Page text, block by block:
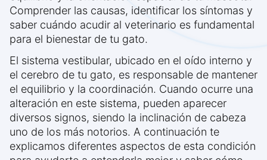
Comprender las causas, identificar los síntomas y
saber cuándo acudir al veterinario es fundamental
para el bienestar de tu gato.
El sistema vestibular, ubicado en el oído interno y
el cerebro de tu gato, es responsable de mantener
el equilibrio y la coordinación. Cuando ocurre una
alteración en este sistema, pueden aparecer
diversos signos, siendo la inclinación de cabeza
uno de los más notorios. A continuación te
explicamos diferentes aspectos de esta condición